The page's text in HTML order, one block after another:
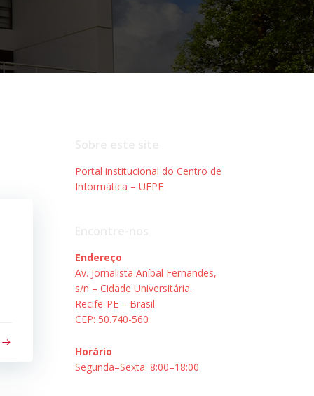
Portal institucional do Centro de
Informática – UFPE
Endereço
Av. Jornalista Aníbal Fernandes,
s/n – Cidade Universitária.
Recife-PE – Brasil
CEP: 50.740-560
Horário
Segunda–Sexta: 8:00–18:00